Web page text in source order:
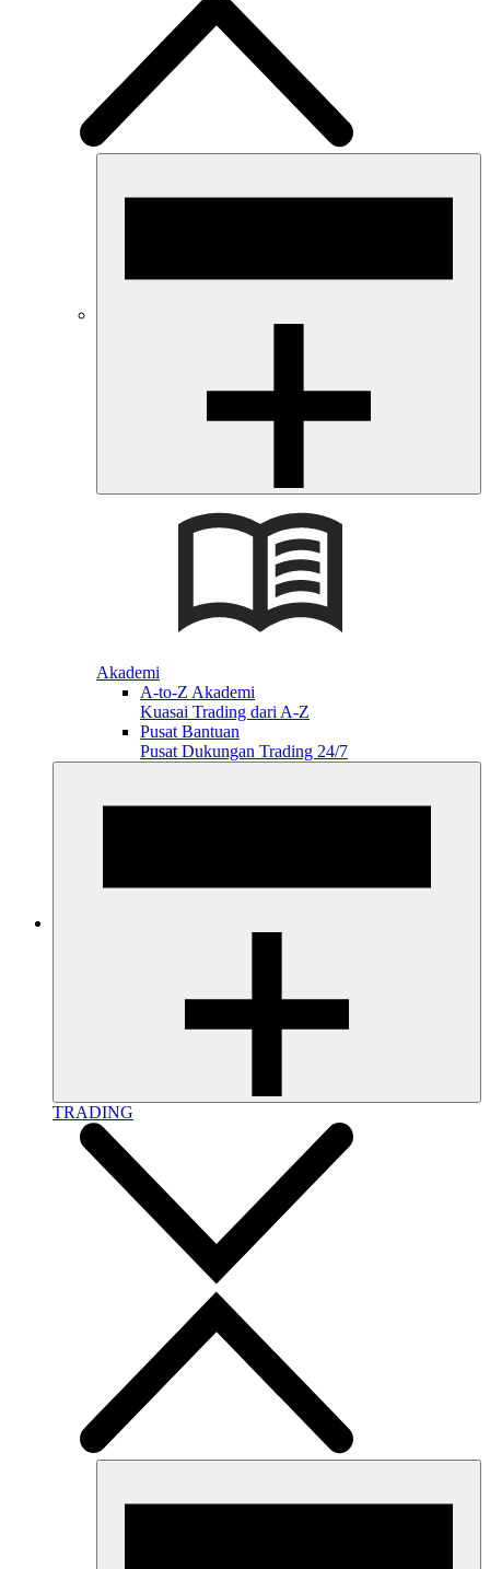
Akademi
A-to-Z Akademi
Kuasai Trading dari A-Z
Pusat Bantuan
Pusat Dukungan Trading 24/7
TRADING